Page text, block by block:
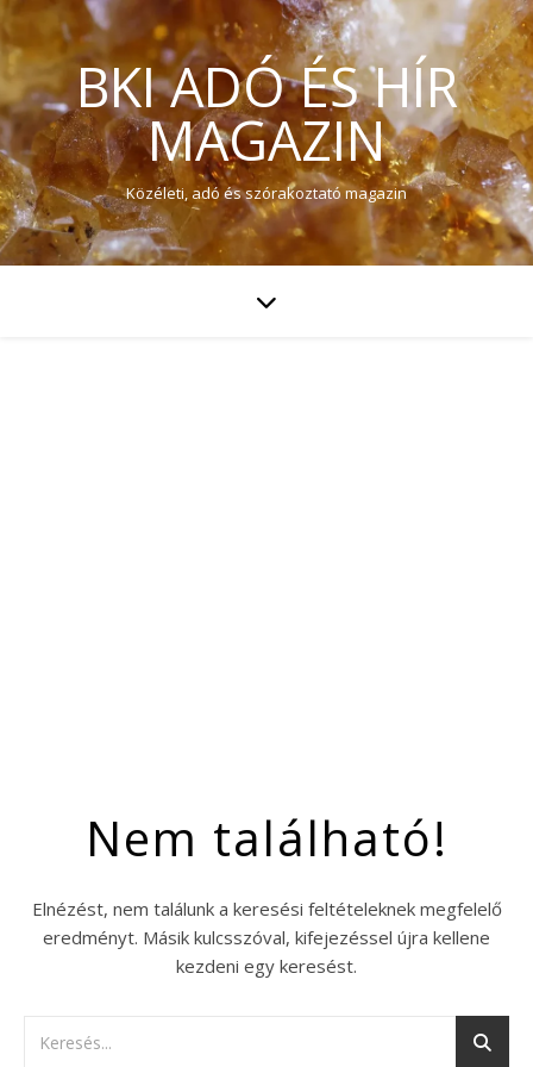
BKI ADÓ ÉS HÍR
MAGAZIN
Közéleti, adó és szórakoztató magazin
Nem található!
Elnézést, nem találunk a keresési feltételeknek megfelelő
eredményt. Másik kulcsszóval, kifejezéssel újra kellene
kezdeni egy keresést.